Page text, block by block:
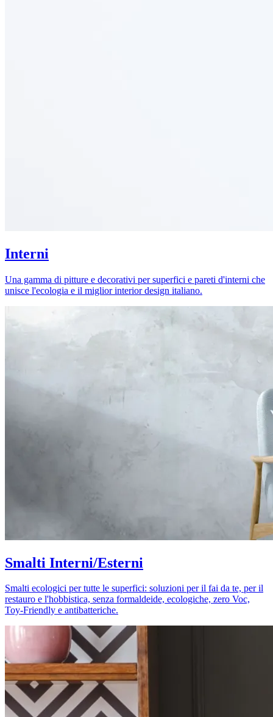
Interni
Una gamma di pitture e decorativi per superfici e pareti d'interni che
unisce l'ecologia e il miglior interior design italiano.
Smalti Interni/Esterni
Smalti ecologici per tutte le superfici: soluzioni per il fai da te, per il
restauro e l'hobbistica, senza formaldeide, ecologiche, zero Voc,
Toy-Friendly e antibatteriche.